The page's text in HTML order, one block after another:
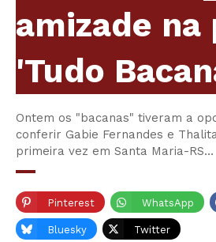
amizade na
'Tudo
Ontem os "bacanas" tiveram a
conferir Gabie Fernandes e
primeira vez em Santa Maria-RS…
Pinterest WhatsApp
Bluesky Twitter